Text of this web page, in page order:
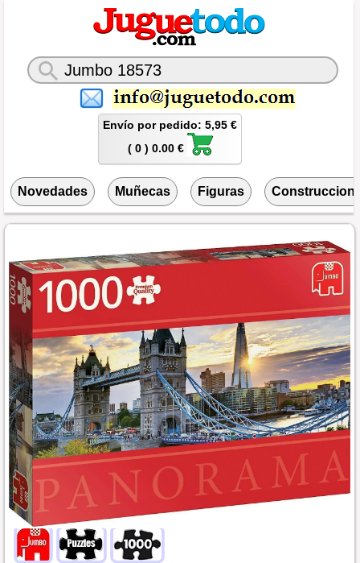
Envío por pedido: 5,95 €
( 0 ) 0.00 €
Novedades Muñecas Figuras